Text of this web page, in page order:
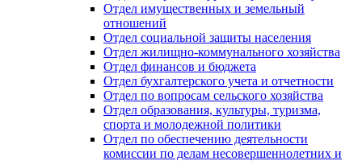
Отдел имущественных и земельный
отношений
Отдел социальной защиты населения
Отдел жилищно-коммунального хозяйства
Отдел финансов и бюджета
Отдел бухгалтерского учета и отчетности
Отдел по вопросам сельского хозяйства
Отдел образования, культуры, туризма,
спорта и молодежной политики
Отдел по обеспечению деятельности
комиссии по делам несовершеннолетних и